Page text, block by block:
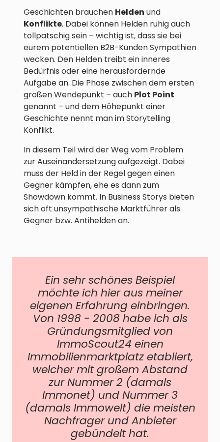
Geschichten brauchen Helden und
Konflikte. Dabei können Helden ruhig auch
tollpatschig sein – wichtig ist, dass sie bei
eurem potentiellen B2B-Kunden Sympathien
wecken. Den Helden treibt ein inneres
Bedürfnis oder eine herausfordernde
Aufgabe an. Die Phase zwischen dem ersten
großen Wendepunkt – auch Plot Point
genannt – und dem Höhepunkt einer
Geschichte nennt man im Storytelling
Konflikt.
In diesem Teil wird der Weg vom Problem
zur Auseinandersetzung aufgezeigt. Dabei
muss der Held in der Regel gegen einen
Gegner kämpfen, ehe es dann zum
Showdown kommt. In Business Storys bieten
sich oft unsympathische Marktführer als
Gegner bzw. Antihelden an.
Ein sehr schönes Beispiel
möchte ich hier aus meiner
eigenen Erfahrung einbringen.
Von 1998 - 2008 habe ich als
Gründungsmitglied von
ImmoScout24 einen
Immobilienmarktplatz etabliert,
welcher mit großem Abstand
zur Nummer 2 (damals
Immonet) und Nummer 3
(damals Immowelt) die meisten
Nachfrager und Anbieter
gebündelt hat.